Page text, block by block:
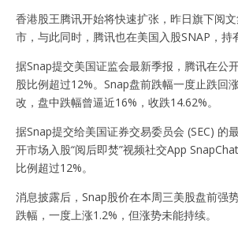
香港股王腾讯开始将快速扩张，昨日旗下阅
市，与此同时，腾讯也在美国入股SNAP，持
据Snap提交美国证监会最新季报，腾讯在公
股比例超过12%。Snap盘前跌幅一度止跌回
改，盘中跌幅曾逼近16%，收跌14.62%。
据Snap提交给美国证券交易委员会 (SEC) 的
开市场入股“阅后即焚”视频社交App
比例超过12%。
消息披露后，Snap股价在本周三美股盘前强
跌幅，一度上涨1.2%，但涨势未能持续。